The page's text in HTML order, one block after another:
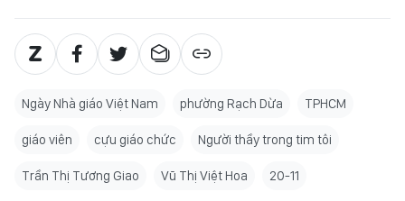
Ngày Nhà giáo Việt Nam phường Rạch Dừa TPHCM
giáo viên cựu giáo chức Người thầy trong tim tôi
Trần Thị Tương Giao Vũ Thị Việt Hoa 20-11